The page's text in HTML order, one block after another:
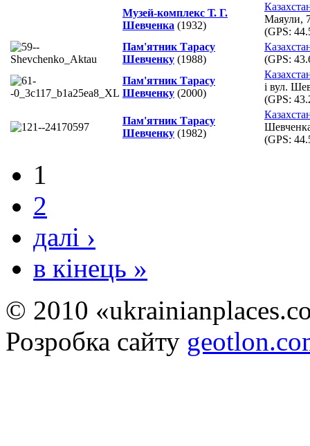
Музей-комплекс Т. Г.
Шевченка (1932)
Маяули,
(GPS:
Пам'ятник Тарасу
Шевченку (1988)
(GPS:
Пам'ятник Тарасу
Шевченку (2000)
і вул.
(GPS:
Пам'ятник Тарасу
Шевченку (1982)
(GPS:
1
2
далі ›
в кінець »
© 2010
Розробка сайту